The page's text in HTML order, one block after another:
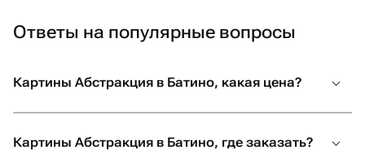
Ответы на популярные вопросы
Картины Абстракция в Батино, какая цена?
Картины Абстракция в Батино, где заказать?